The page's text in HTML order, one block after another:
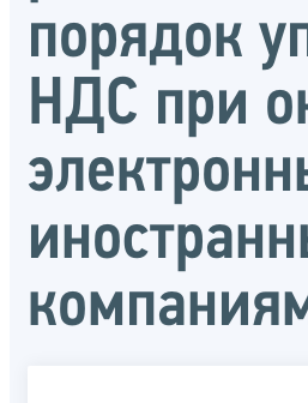
порядок
НДС при